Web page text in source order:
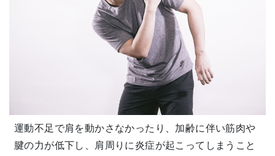
運動不足で肩を動かさなかったり、加齢に伴い筋肉や
腱の力が低下し、肩周りに炎症が起こってしまうこと